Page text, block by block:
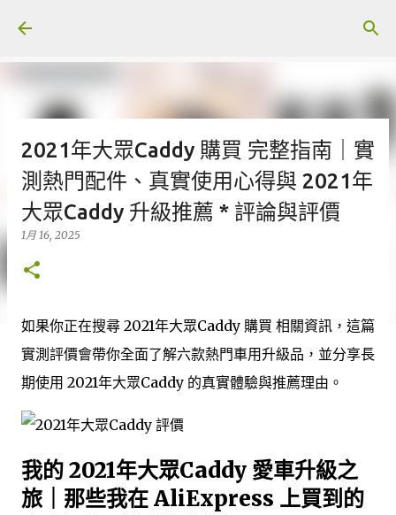
2021年大眾Caddy 購買 完整指南｜實
測熱門配件、真實使用心得與 2021年
大眾Caddy 升級推薦 * 評論與評價
1月 16, 2025
如果你正在搜尋 2021年大眾Caddy 購買 相關資訊，這篇
實測評價會帶你全面了解六款熱門車用升級品，並分享長
期使用 2021年大眾Caddy 的真實體驗與推薦理由。
我的 2021年大眾Caddy 愛車升級之
旅｜那些我在 AliExpress 上買到的